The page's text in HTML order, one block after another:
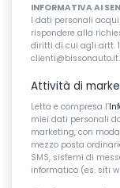
INFORMATIVA AI
I dati personali
rispondere alla
diritti di cui agli artt.
clienti@bissonauto.it.
Attività di
Letta e compresa l’
miei dati personali
marketing, con
mezzo posta
SMS, sistemi di
informatico (es. siti